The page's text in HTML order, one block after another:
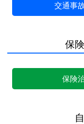
交通事
保
保険